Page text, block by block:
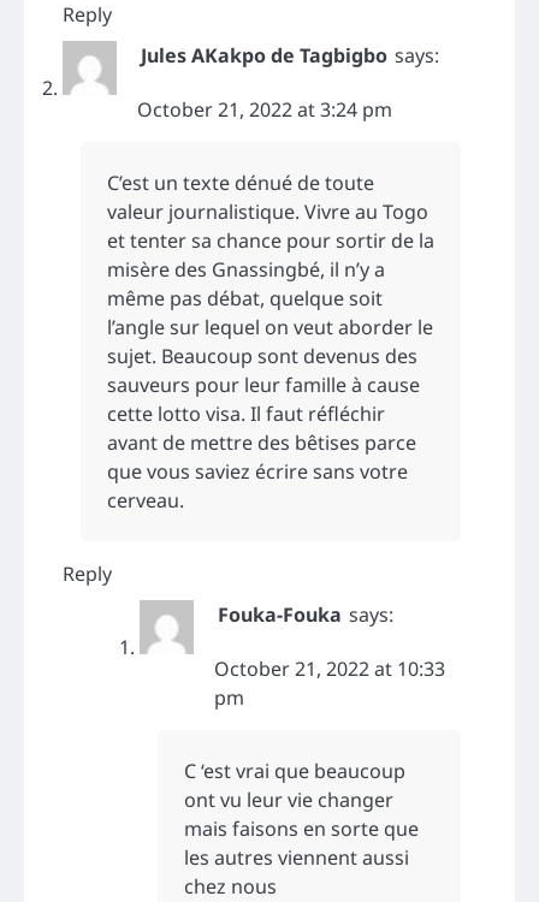
Reply
Jules AKakpo de Tagbigbo says:
October 21, 2022 at 3:24 pm
C’est un texte dénué de toute
valeur journalistique. Vivre au Togo
et tenter sa chance pour sortir de la
misère des Gnassingbé, il n’y a
même pas débat, quelque soit
l’angle sur lequel on veut aborder le
sujet. Beaucoup sont devenus des
sauveurs pour leur famille à cause
cette lotto visa. Il faut réfléchir
avant de mettre des bêtises parce
que vous saviez écrire sans votre
cerveau.
Reply
Fouka-Fouka says:
October 21, 2022 at 10:33
pm
C ‘est vrai que beaucoup
ont vu leur vie changer
mais faisons en sorte que
les autres viennent aussi
chez nous